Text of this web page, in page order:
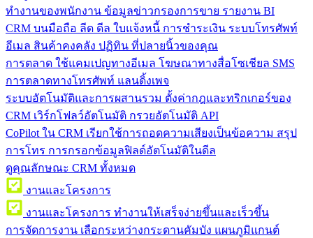
ทำงานของพนักงาน ข้อมูลข่าวกรองการขาย รายงาน BI
CRM บนมือถือ ลีด ดีล ใบแจ้งหนี้ การชำระเงิน ระบบโทรศัพท์
อีเมล สินค้าคงคลัง ปฏิทิน ที่ปลายนิ้วของคุณ
การตลาด ใช้แคมเปญทางอีเมล โฆษณาทางสื่อโซเชียล SMS
การตลาดทางโทรศัพท์ แลนดิ้งเพจ
ระบบอัตโนมัติและการผสานรวม ตั้งค่ากฎและทริกเกอร์ของ
CRM เวิร์กโฟลว์อัตโนมัติ กรวยอัตโนมัติ API
CoPilot ใน CRM เรียกใช้การถอดความเสียงเป็นข้อความ สรุป
การโทร การกรอกข้อมูลฟิลด์อัตโนมัติในดีล
ดูคุณลักษณะ CRM ทั้งหมด
งานและโครงการ
งานและโครงการ ทำงานให้เสร็จง่ายขึ้นและเร็วขึ้น
การจัดการงาน เลือกระหว่างกระดานคัมบัง แผนภูมิแกนต์